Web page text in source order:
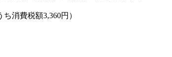
消費税額3,360円）